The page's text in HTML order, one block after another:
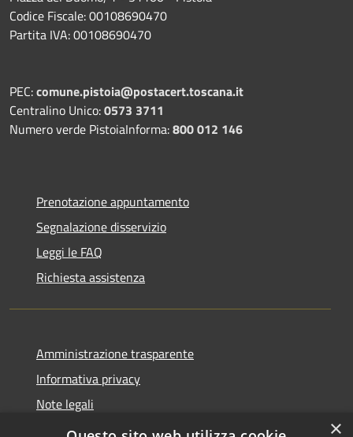
Codice Fiscale: 00108690470
Partita IVA: 00108690470
PEC:comune.pistoia@postacert.toscana.it
Centralino Unico:0573 3711
Numero verde PistoiaInforma:800 012 146
Prenotazione appuntamento
Segnalazione disservizio
Leggi le FAQ
Richiesta assistenza
Amministrazione trasparente
Informativa privacy
Note legali
Dichiarazione di accessibilità
×